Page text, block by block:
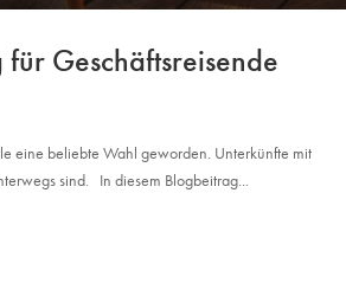
Geschäftsreisende
eine beliebte Wahl geworden. Unterkünfte mit
sind. In diesem Blogbeitrag...